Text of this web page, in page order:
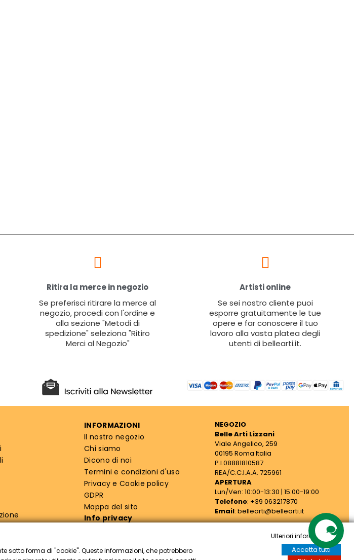
Ritira la merce in negozio
Se preferisci ritirare la merce al
negozio, procedi con l'ordine e
alla sezione "Metodi di
spedizione" seleziona "Ritiro
Merci al Negozio"
Artisti online
Se sei nostro cliente puoi
esporre gratuitamente le tue
opere e far conoscere il tuo
lavoro alla vasta platea degli
utenti di bellearti.it.
INFORMAZIONI
Il nostro negozio
Chi siamo
Dicono di noi
Termini e condizioni d'uso
Privacy e Cookie policy
GDPR
Mappa del sito
Info privacy
NEGOZIO
Belle Arti Lizzani
Viale Angelico, 259
00195 Roma Italia
P.I.08881810587
REA/C.C.I.A.A. 725961
APERTURA
Lun/Ven: 10:00-13:30 | 15:00-19:00
Telefono: +39 063217870
Email: bellearti@bellearti.it
sotto forma di "cookie". Queste informazioni, che potrebbero
Ulteriori informazioni
Accetta tutti